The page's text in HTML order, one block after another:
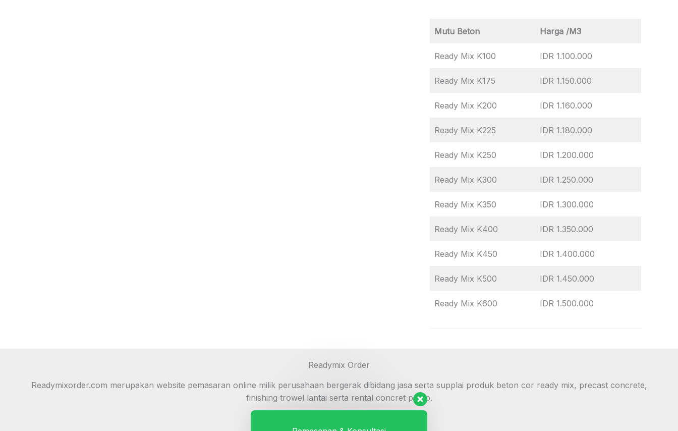
Mutu Beton Harga /M3
Ready Mix K100 IDR 1.100.000
Ready Mix K175 IDR 1.150.000
Ready Mix K200 IDR 1.160.000
Ready Mix K225 IDR 1.180.000
Ready Mix K250 IDR 1.200.000
Ready Mix K300 IDR 1.250.000
Ready Mix K350 IDR 1.300.000
Ready Mix K400 IDR 1.350.000
Ready Mix K450 IDR 1.400.000
Ready Mix K500 IDR 1.450.000
Ready Mix K600 IDR 1.500.000
Readymix Order
Readymixorder.com merupakan website pemasaran online milik perusahaan bergerak dibidang jasa serta supplai produk beton cor ready mix, precast concrete,
finishing trowel lantai serta rental concret pump.